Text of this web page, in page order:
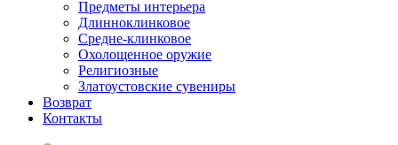
Предметы интерьера
Длинноклинковое
Средне-клинковое
Охолощенное оружие
Религиозные
Златоустовские сувениры
Возврат
Контакты